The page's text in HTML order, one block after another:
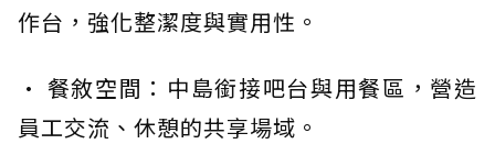
作台，強化整潔度與實用性。
· 餐敘空間：中島銜接吧台與用餐區，營造
員工交流、休憩的共享場域。